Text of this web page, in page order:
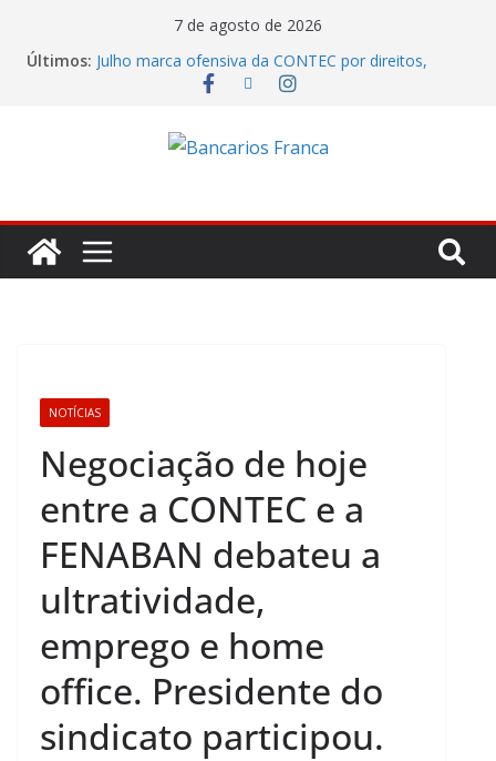
7 de agosto de 2026
Últimos: Julho marca ofensiva da CONTEC por direitos,
valorização e ganho real
condiciona avanços à decisão da Fenaban
Caixa tenta jogar déficit do Saúde Caixa no colo
Fenaban tenta transformar reivindicações em
prejuízo e segura proposta econômica
NOTÍCIAS
Negociação de hoje
entre a CONTEC e a
FENABAN debateu a
ultratividade,
emprego e home
office. Presidente do
sindicato participou.